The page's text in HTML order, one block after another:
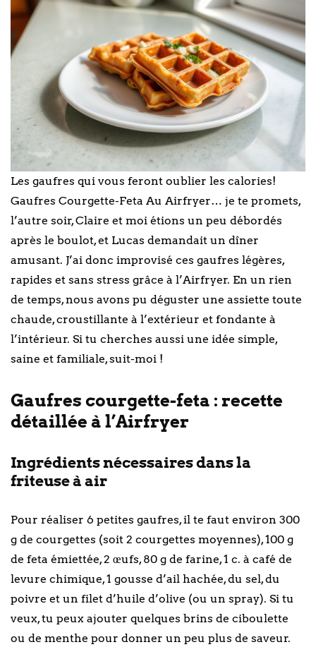
Les gaufres qui vous feront oublier les calories!
Gaufres Courgette-Feta Au Airfryer… je te promets,
l’autre soir, Claire et moi étions un peu débordés
après le boulot, et Lucas demandait un dîner
amusant. J’ai donc improvisé ces gaufres légères,
rapides et sans stress grâce à l’Airfryer. En un rien
de temps, nous avons pu déguster une assiette toute
chaude, croustillante à l’extérieur et fondante à
l’intérieur. Si tu cherches aussi une idée simple,
saine et familiale, suit-moi !
Gaufres courgette-feta : recette
détaillée à l’Airfryer
Ingrédients nécessaires dans la
friteuse à air
Pour réaliser 6 petites gaufres, il te faut environ 300
g de courgettes (soit 2 courgettes moyennes), 100 g
de feta émiettée, 2 œufs, 80 g de farine, 1 c. à café de
levure chimique, 1 gousse d’ail hachée, du sel, du
poivre et un filet d’huile d’olive (ou un spray). Si tu
veux, tu peux ajouter quelques brins de ciboulette
ou de menthe pour donner un peu plus de saveur.